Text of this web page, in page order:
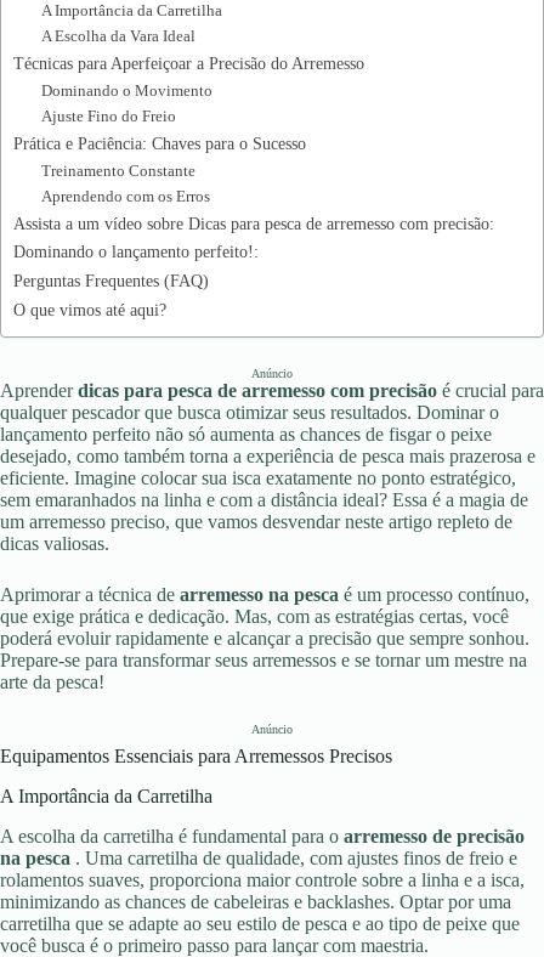
A Importância da Carretilha
A Escolha da Vara Ideal
Técnicas para Aperfeiçoar a Precisão do Arremesso
Dominando o Movimento
Ajuste Fino do Freio
Prática e Paciência: Chaves para o Sucesso
Treinamento Constante
Aprendendo com os Erros
Assista a um vídeo sobre Dicas para pesca de arremesso com precisão:
Dominando o lançamento perfeito!:
Perguntas Frequentes (FAQ)
O que vimos até aqui?
Anúncio
Aprenderdicas para pesca de arremesso com precisão é crucial para
qualquer pescador que busca otimizar seus resultados. Dominar o
lançamento perfeito não só aumenta as chances de fisgar o peixe
desejado, como também torna a experiência de pesca mais prazerosa e
eficiente. Imagine colocar sua isca exatamente no ponto estratégico,
sem emaranhados na linha e com a distância ideal? Essa é a magia de
um arremesso preciso, que vamos desvendar neste artigo repleto de
dicas valiosas.
Aprimorar a técnica de arremesso na pesca é um processo contínuo,
que exige prática e dedicação. Mas, com as estratégias certas, você
poderá evoluir rapidamente e alcançar a precisão que sempre sonhou.
Prepare-se para transformar seus arremessos e se tornar um mestre na
arte da pesca!
Anúncio
Equipamentos Essenciais para Arremessos Precisos
A Importância da Carretilha
A escolha da carretilha é fundamental para o arremesso de precisão
na pesca . Uma carretilha de qualidade, com ajustes finos de freio e
rolamentos suaves, proporciona maior controle sobre a linha e a isca,
minimizando as chances de cabeleiras e backlashes. Optar por uma
carretilha que se adapte ao seu estilo de pesca e ao tipo de peixe que
você busca é o primeiro passo para lançar com maestria.